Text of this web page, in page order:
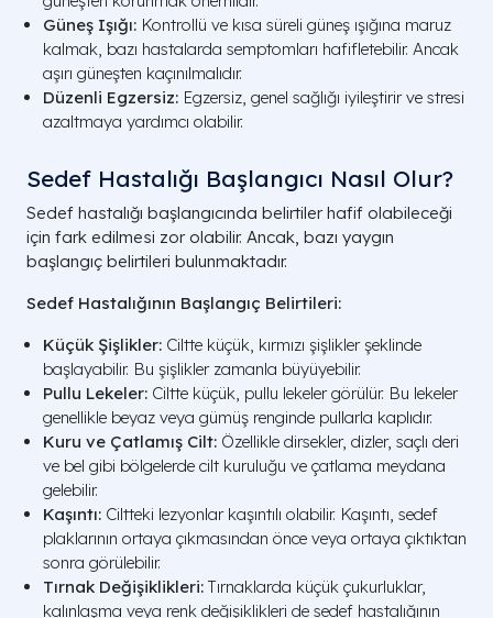
Güneş Işığı: Kontrollü ve kısa süreli güneş ışığına maruz
kalmak, bazı hastalarda semptomları hafifletebilir. Ancak
aşırı güneşten kaçınılmalıdır.
Düzenli Egzersiz: Egzersiz, genel sağlığı iyileştirir ve stresi
azaltmaya yardımcı olabilir.
Sedef Hastalığı Başlangıcı​ Nasıl Olur?
Sedef hastalığı başlangıcında belirtiler hafif olabileceği
için fark edilmesi zor olabilir. Ancak, bazı yaygın
başlangıç belirtileri bulunmaktadır.
Sedef Hastalığının Başlangıç Belirtileri:
Küçük Şişlikler: Ciltte küçük, kırmızı şişlikler şeklinde
başlayabilir. Bu şişlikler zamanla büyüyebilir.
Pullu Lekeler: Ciltte küçük, pullu lekeler görülür. Bu lekeler
genellikle beyaz veya gümüş renginde pullarla kaplıdır.
Kuru ve Çatlamış Cilt: Özellikle dirsekler, dizler, saçlı deri
ve bel gibi bölgelerde cilt kuruluğu ve çatlama meydana
gelebilir.
Kaşıntı: Ciltteki lezyonlar kaşıntılı olabilir. Kaşıntı, sedef
plaklarının ortaya çıkmasından önce veya ortaya çıktıktan
sonra görülebilir.
Tırnak Değişiklikleri: Tırnaklarda küçük çukurluklar,
kalınlaşma veya renk değişiklikleri de sedef hastalığının